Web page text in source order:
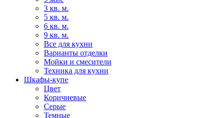
3 кв. м.
5 кв. м.
6 кв. м.
9 кв. м.
Все для кухни
Варианты отделки
Мойки и смесители
Техника для кухни
Шкафы-купе
Цвет
Коричневые
Серые
Темные